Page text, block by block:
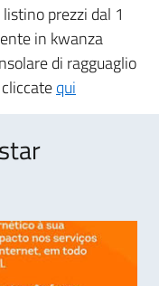
prezzi dal 1
in kwanza
di ragguaglio
qui